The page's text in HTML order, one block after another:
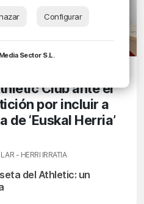
Club ante el
por incluir a
de ‘Euskal Herria’
- HERRI IRRATIA
del Athletic: un
Configurar
Media Sector S.L.